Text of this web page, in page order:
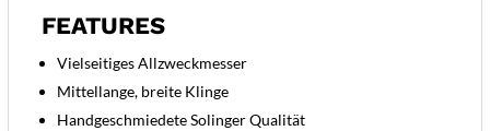
FEATURES
Vielseitiges Allzweckmesser
Mittellange, breite Klinge
Handgeschmiedete Solinger Qualität